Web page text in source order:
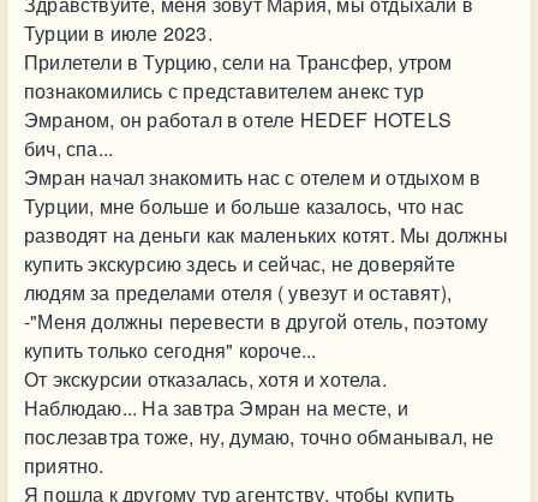
Турции в июле 2023.
Прилетели в Турцию, сели на Трансфер, утром
познакомились с представителем анекс тур
Эмраном, он работал в отеле HEDEF HOTELS
бич, спа...
Эмран начал знакомить нас с отелем и отдыхом в
Турции, мне больше и больше казалось, что нас
разводят на деньги как маленьких котят. Мы должны
купить экскурсию здесь и сейчас, не доверяйте
людям за пределами отеля ( увезут и оставят),
-"Меня должны перевести в другой отель, поэтому
купить только сегодня" короче...
От экскурсии отказалась, хотя и хотела.
Наблюдаю... На завтра Эмран на месте, и
послезавтра тоже, ну, думаю, точно обманывал, не
приятно.
Я пошла к другому тур агентству, чтобы купить